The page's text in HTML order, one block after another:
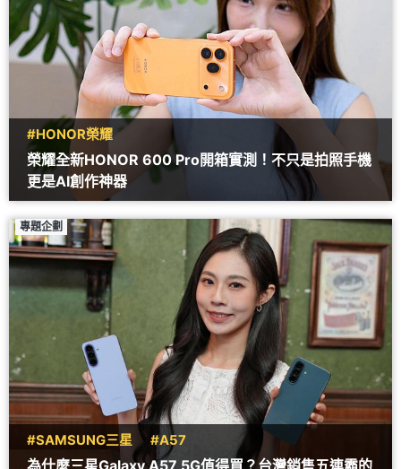
#HONOR榮耀
榮耀全新HONOR 600 Pro開箱實測！不只是拍照手機
更是AI創作神器
專題企劃
#SAMSUNG三星 #A57
為什麼三星Galaxy A57 5G值得買？台灣銷售五連霸的